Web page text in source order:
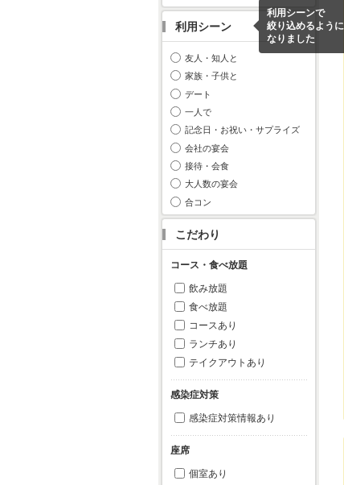
利用シーン
利用シーンで
絞り込めるように
なりました
友人・知人と
家族・子供と
デート
一人で
記念日・お祝い・サプライズ
会社の宴会
接待・会食
大人数の宴会
合コン
こだわり
コース・食べ放題
飲み放題
食べ放題
コースあり
ランチあり
テイクアウトあり
感染症対策
感染症対策情報あり
座席
個室あり